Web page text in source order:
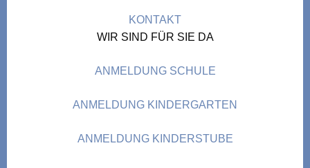
KONTAKT
WIR SIND FÜR SIE DA
ANMELDUNG SCHULE
ANMELDUNG KINDERGARTEN
ANMELDUNG KINDERSTUBE